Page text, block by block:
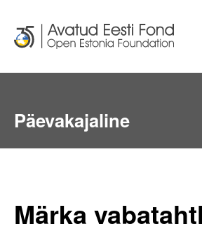
EN RU
Päevakajaline
Märka